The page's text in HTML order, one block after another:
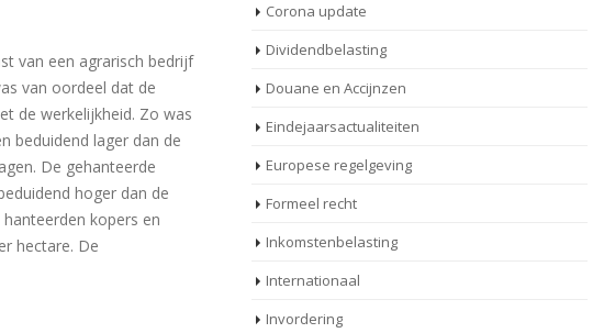
van een agrarisch bedrijf
van oordeel dat de
de werkelijkheid. Zo was
beduidend lager dan de
De gehanteerde
hoger dan de
kopers en
hectare. De
Corona update
Dividendbelasting
Douane en Accijnzen
Eindejaarsactualiteiten
Europese regelgeving
Formeel recht
Inkomstenbelasting
Internationaal
Invordering